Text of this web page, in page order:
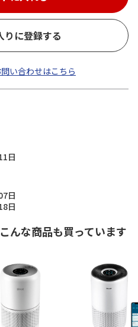
りに登録する
い合わせはこちら
日
日
日
んな商品も買っています